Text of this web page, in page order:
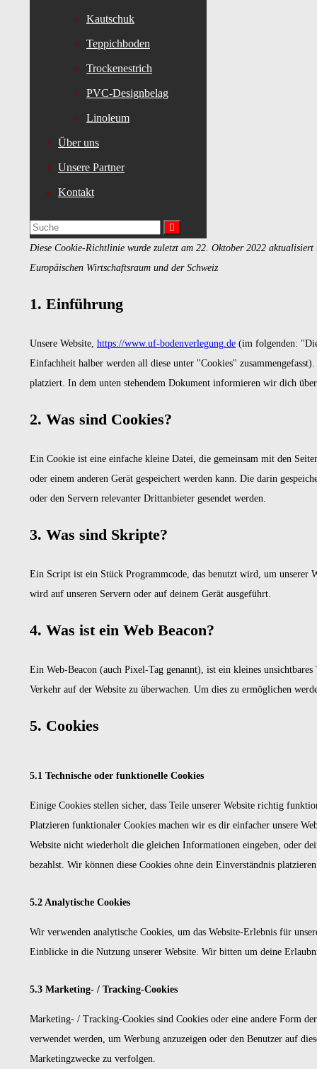
Kautschuk
Teppichboden
Trockenestrich
PVC-Designbelag
Linoleum
Über uns
Unsere Partner
Kontakt
Diese Cookie-Richtlinie wurde zuletzt am 22. Oktober 2022
Europäischen Wirtschaftsraum und der Schweiz
1. Einführung
Unsere Website, https://www.uf-bodenverlegung.de (im folgenden:
Einfachheit halber werden all diese unter "Cookies"
platziert. In dem unten stehendem Dokument informieren wir dich
2. Was sind Cookies?
Ein Cookie ist eine einfache kleine Datei, die gemeinsam mit den
oder einem anderen Gerät gespeichert werden kann. Die darin
oder den Servern relevanter Drittanbieter gesendet werden.
3. Was sind Skripte?
Ein Script ist ein Stück Programmcode, das benutzt wird, um
wird auf unseren Servern oder auf deinem Gerät ausgeführt.
4. Was ist ein Web Beacon?
Ein Web-Beacon (auch Pixel-Tag genannt), ist ein kleines
Verkehr auf der Website zu überwachen. Um dies zu ermöglichen
5. Cookies
5.1 Technische oder funktionelle Cookies
Einige Cookies stellen sicher, dass Teile unserer Website richtig
Platzieren funktionaler Cookies machen wir es dir einfacher unsere
Website nicht wiederholt die gleichen Informationen eingeben, oder
bezahlst. Wir können diese Cookies ohne dein Einverständnis
5.2 Analytische Cookies
Wir verwenden analytische Cookies, um das Website-Erlebnis für
Einblicke in die Nutzung unserer Website. Wir bitten um deine
5.3 Marketing- / Tracking-Cookies
Marketing- / Tracking-Cookies sind Cookies oder eine andere Form
verwendet werden, um Werbung anzuzeigen oder den Benutzer auf
Marketingzwecke zu verfolgen.